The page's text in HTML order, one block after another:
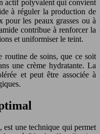
actif polyvalent qui convient
à réguler la production de
les peaux grasses ou à
contribue à renforcer la
et uniformiser le teint.
routine de soins, que ce soit
une crème hydratante. La
et peut être associée à
une technique qui permet